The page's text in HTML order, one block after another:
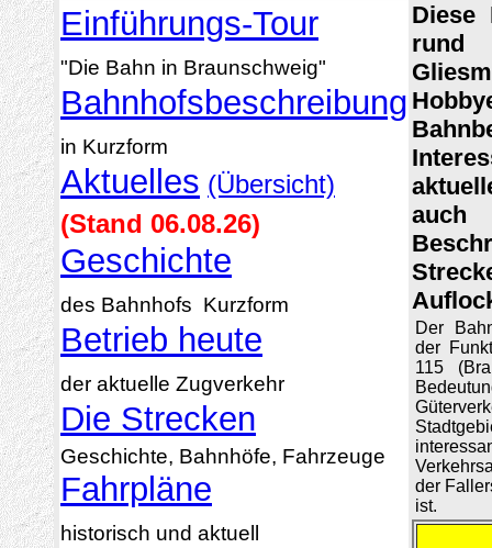
Einführungs-Tour
"Die Bahn in Braunschweig"
Bahnhofsbeschreibung
in Kurzform
Aktuelles (Übersicht)
(Stand 06.08.26)
Geschichte
des Bahnhofs Kurzform
Betrieb heute
der aktuelle Zugverkehr
Die Strecken
Geschichte, Bahnhöfe, Fahrzeuge
Fahrpläne
historisch und aktuell
Diese
rund
auch
Der
der
115
der
ist.